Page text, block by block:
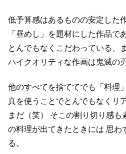
低予算感はあるものの安定した
「昼めし」を題材にした作品で
とんでもなくこだわっている、
ハイクオリティな作画は鬼滅の
他のすべてを捨ててでも「料理
真を使うことでとんでもなくリ
まだ（笑）
そこの割り切り感も
の料理が出てきたときには 思わ
る。